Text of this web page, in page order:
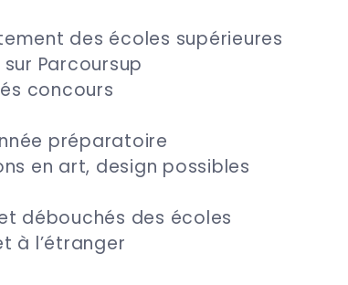
des écoles supérieures
Parcoursup
concours
préparatoire
en art, design possibles
débouchés des écoles
à l’étranger